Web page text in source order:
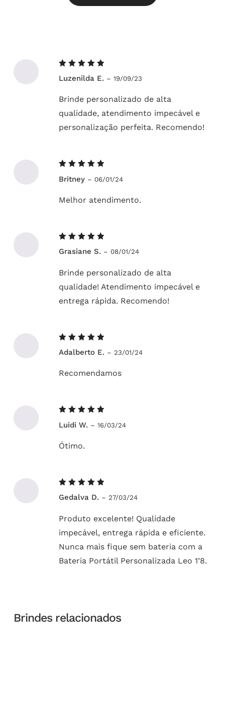
5de 5
Luzenilda E. – 19/09/23
Brinde personalizado de alta
qualidade, atendimento impecável e
personalização perfeita. Recomendo!
5de 5
Britney – 06/01/24
Melhor atendimento.
5de 5
Grasiane S. – 08/01/24
Brinde personalizado de alta
qualidade! Atendimento impecável e
entrega rápida. Recomendo!
5de 5
Adalberto E. – 23/01/24
Recomendamos
5de 5
Luidi W. – 16/03/24
Ótimo.
5de 5
Gedalva D. – 27/03/24
Produto excelente! Qualidade
impecável, entrega rápida e eficiente.
Nunca mais fique sem bateria com a
Bateria Portátil Personalizada Leo 1’8.
Brindes relacionados